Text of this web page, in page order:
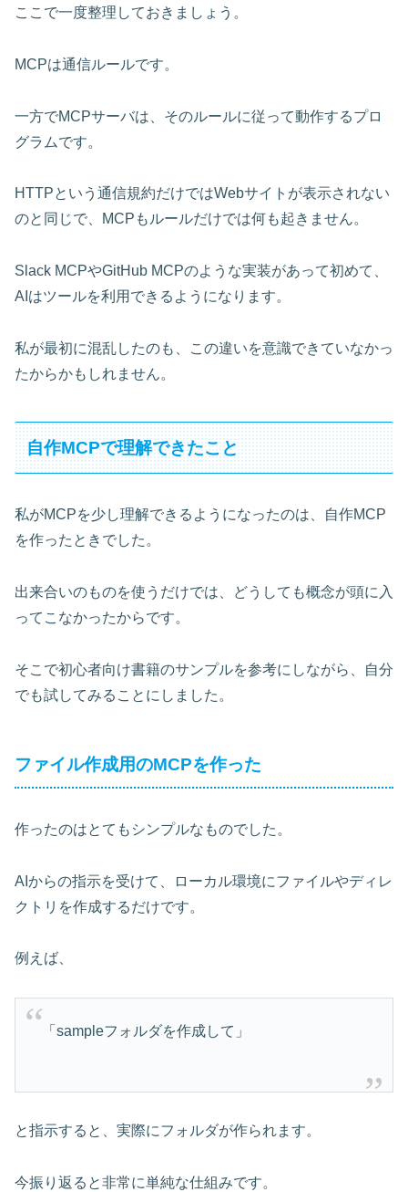
ここで一度整理しておきましょう。
MCPは通信ルールです。
一方でMCPサーバは、そのルールに従って動作するプロ
グラムです。
HTTPという通信規約だけではWebサイトが表示されない
のと同じで、MCPもルールだけでは何も起きません。
Slack MCPやGitHub MCPのような実装があって初めて、
AIはツールを利用できるようになります。
私が最初に混乱したのも、この違いを意識できていなかっ
たからかもしれません。
自作MCPで理解できたこと
私がMCPを少し理解できるようになったのは、自作MCP
を作ったときでした。
出来合いのものを使うだけでは、どうしても概念が頭に入
ってこなかったからです。
そこで初心者向け書籍のサンプルを参考にしながら、自分
でも試してみることにしました。
ファイル作成用のMCPを作った
作ったのはとてもシンプルなものでした。
AIからの指示を受けて、ローカル環境にファイルやディレ
クトリを作成するだけです。
例えば、
「sampleフォルダを作成して」
と指示すると、実際にフォルダが作られます。
今振り返ると非常に単純な仕組みです。